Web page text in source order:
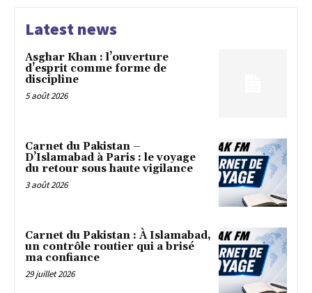
Latest news
Asghar Khan : l’ouverture
d’esprit comme forme de
discipline
5 août 2026
Carnet du Pakistan –
D’Islamabad à Paris : le voyage
du retour sous haute vigilance
3 août 2026
Carnet du Pakistan : À Islamabad,
un contrôle routier qui a brisé
ma confiance
29 juillet 2026